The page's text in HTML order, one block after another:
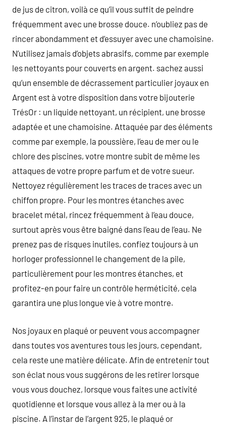
de jus de citron, voilà ce qu’il vous suffit de peindre
fréquemment avec une brosse douce. n’oubliez pas de
rincer abondamment et d’essuyer avec une chamoisine.
N’utilisez jamais d’objets abrasifs, comme par exemple
les nettoyants pour couverts en argent. sachez aussi
qu’un ensemble de décrassement particulier joyaux en
Argent est à votre disposition dans votre bijouterie
TrésOr : un liquide nettoyant, un récipient, une brosse
adaptée et une chamoisine. Attaquée par des éléments
comme par exemple, la poussière, l’eau de mer ou le
chlore des piscines, votre montre subit de même les
attaques de votre propre parfum et de votre sueur.
Nettoyez régulièrement les traces de traces avec un
chiffon propre. Pour les montres étanches avec
bracelet métal, rincez fréquemment à l’eau douce,
surtout après vous être baigné dans l’eau de l’eau. Ne
prenez pas de risques inutiles, confiez toujours à un
horloger professionnel le changement de la pile,
particulièrement pour les montres étanches, et
profitez-en pour faire un contrôle herméticité, cela
garantira une plus longue vie à votre montre.
Nos joyaux en plaqué or peuvent vous accompagner
dans toutes vos aventures tous les jours, cependant,
cela reste une matière délicate. Afin de entretenir tout
son éclat nous vous suggérons de les retirer lorsque
vous vous douchez, lorsque vous faites une activité
quotidienne et lorsque vous allez à la mer ou à la
piscine. A l’instar de l’argent 925, le plaqué or